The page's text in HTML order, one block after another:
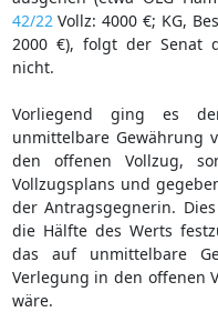
42/22 Vollz: 4000 €; KG,
2000 €), folgt der Senat
nicht.
Vorliegend ging es
unmittelbare Gewährung
den offenen Vollzug,
Vollzugsplans und
der Antragsgegnerin.
die Hälfte des Werts
das auf unmittelbare
Verlegung in den offenen
wäre.